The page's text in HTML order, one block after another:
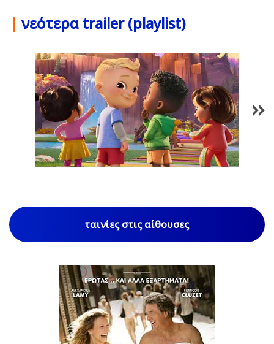
| νεότερα trailer (playlist)
1/85
ταινίες στις αίθουσες